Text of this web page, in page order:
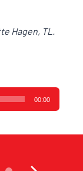
Hagen, TL.
00:00